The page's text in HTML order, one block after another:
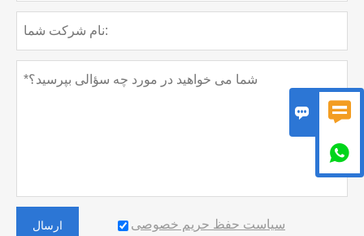
ارسال سیاست حفظ حریم خصوصی
 
